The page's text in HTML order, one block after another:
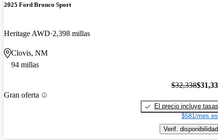
2025 Ford Bronco Sport
Heritage AWD 2,398 millas
Clovis, NM
94 millas
Gran oferta
$32,338
El precio incluye tasas
$581/mes
Verif. disponibilidad